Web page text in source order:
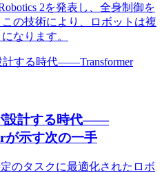
2を発表し、全身制御を
の技術により、ロボットは複
なります。
設計する時代——
が示す次の一手
定のタスクに最適化されたロボ